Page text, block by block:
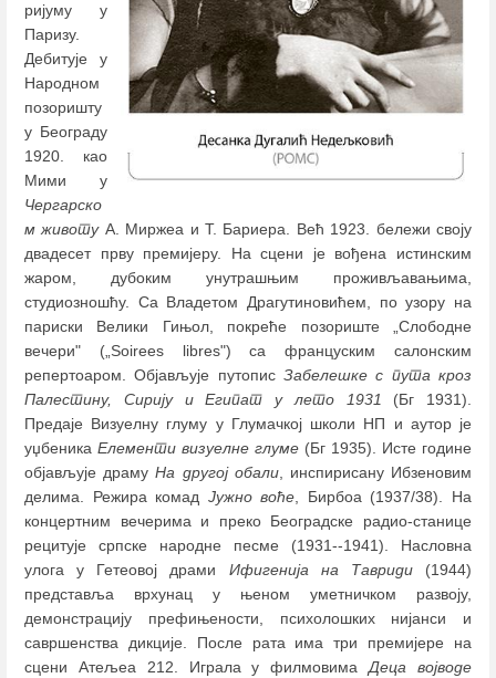
ријуму у
Паризу.
Дебитује у
Народном
позоришту
у Београду
1920. као
Мими у
Чергарско
м животуА. Миржеа и Т. Бариера. Већ 1923. бележи своју
двадесет прву премијеру. На сцени је вођена истинским
жаром, дубоким унутрашњим проживљавањима,
студиозношћу. Са Владетом Драгутиновићем, по узору на
париски Велики Гињол, покреће позориште „Слободне
вечери" („Soirees libres") са француским салонским
репертоаром. Објављује путопис Забелешке с пута кроз
Палестину, Сирију и Египат у лето 1931 (Бг 1931).
Предаје Визуелну глуму у Глумачкој школи НП и аутор је
уџбеника Елементи визуелне глуме (Бг 1935). Исте године
објављује драмуНа другој обали, инспирисану Ибзеновим
делима. Режира комад Јужно воће, Бирбоа (1937/38). На
концертним вечерима и преко Београдске радио-станице
рецитује српске народне песме (1931--1941). Насловна
улога у Гетеовој драми Ифигенија на Тавриди(1944)
представља врхунац у њеном уметничком развоју,
демонстрацију префињености, психолошких нијанси и
савршенства дикције. После рата има три премијере на
сцени Атељеа 212. Играла у филмовимаДеца војводе